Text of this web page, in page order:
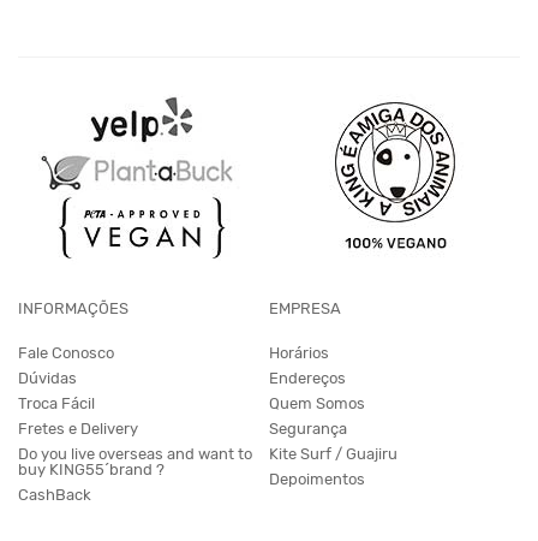
INFORMAÇÕES
Fale Conosco
Dúvidas
Troca Fácil
Fretes e Delivery
Do you live overseas and want to
buy KING55´brand ?
CashBack
EMPRESA
Horários
Endereços
Quem Somos
Segurança
Kite Surf / Guajiru
Depoimentos